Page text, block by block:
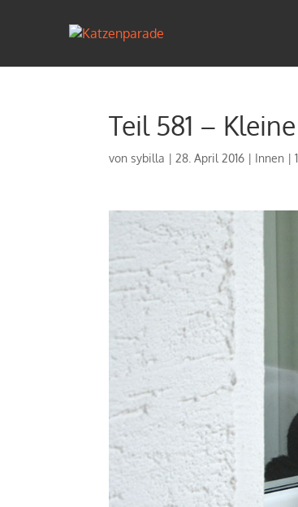
Teil 581 –
vonsybilla |28. April 2016 | Innen |